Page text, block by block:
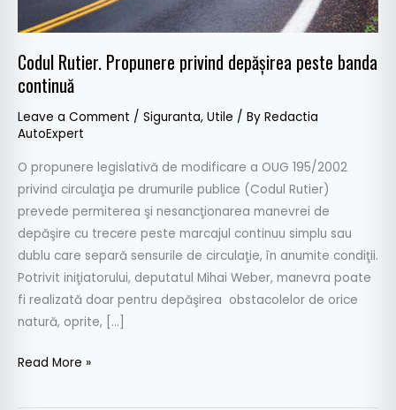
Codul Rutier. Propunere privind depăşirea peste banda
continuă
Leave a Comment / Siguranta, Utile / By Redactia
AutoExpert
O propunere legislativă de modificare a OUG 195/2002
privind circulaţia pe drumurile publice (Codul Rutier)
prevede permiterea şi nesancţionarea manevrei de
depăşire cu trecere peste marcajul continuu simplu sau
dublu care separă sensurile de circulaţie, în anumite condiţii.
Potrivit iniţiatorului, deputatul Mihai Weber, manevra poate
fi realizată doar pentru depăşirea obstacolelor de orice
natură, oprite, […]
continuă
Read More »